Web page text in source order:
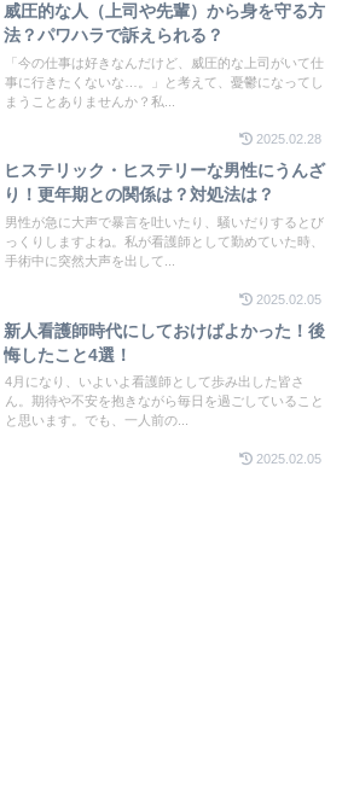
威圧的な人（上司や先輩）から身を守る方
法？パワハラで訴えられる？
「今の仕事は好きなんだけど、威圧的な上司がいて仕
事に行きたくないな…。」と考えて、憂鬱になってし
まうことありませんか？私...
2025.02.28
ヒステリック・ヒステリーな男性にうんざ
り！更年期との関係は？対処法は？
男性が急に大声で暴言を吐いたり、騒いだりするとび
っくりしますよね。私が看護師として勤めていた時、
手術中に突然大声を出して...
2025.02.05
新人看護師時代にしておけばよかった！後
悔したこと4選！
4月になり、いよいよ看護師として歩み出した皆さ
ん。期待や不安を抱きながら毎日を過ごしていること
と思います。でも、一人前の...
2025.02.05